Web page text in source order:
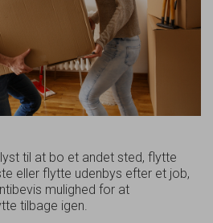
til at bo et andet sted, flytte
eller flytte udenbys efter et job,
mulighed for at
tilbage igen.